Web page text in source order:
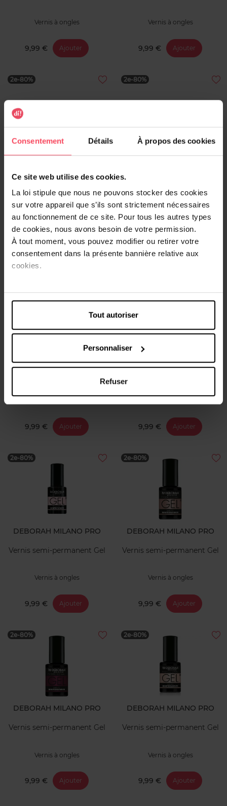
Consentement Détails À propos des cookies
Ce site web utilise des cookies.
La loi stipule que nous ne pouvons stocker des cookies
sur votre appareil que s’ils sont strictement nécessaires
au fonctionnement de ce site. Pour tous les autres types
de cookies, nous avons besoin de votre permission.
À tout moment, vous pouvez modifier ou retirer votre
consentement dans la présente bannière relative aux
cookies.
Tout autoriser
Personnaliser
Refuser
Vernis à ongles
9,99 € Ajouter
Vernis à ongles
9,99 € Ajouter
2e-80%
DEBORAH MILANO PRO
Vernis semi-permanent Gel
Vernis à ongles
9,99 €
Voir plus
2e-80%
9,99 € Ajouter
DEBORAH MILANO PRO
9,99 € Ajouter
DEBORAH MILANO PRO
9,99 € Ajouter
2e-80%
DEBORAH MILANO PRO
Vernis semi-permanent Gel
Vernis à ongles
9,99 € Ajouter
2e-80%
DEBORAH MILANO PRO
Vernis semi-permanent Gel
Vernis à ongles
9,99 € Ajouter
2e-80%
DEBORAH MILANO PRO
Vernis semi-permanent Gel
Vernis à ongles
9,99 € Ajouter
2e-80%
DEBORAH MILANO PRO
Vernis semi-permanent Gel
Vernis à ongles
9,99 € Ajouter